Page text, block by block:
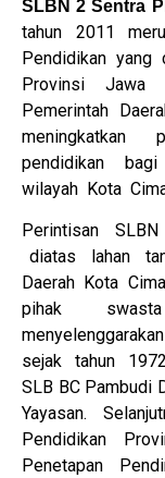
SLBN 2 Sentra
tahun 2011
Pendidikan yang
Provinsi Jawa
Pemerintah
meningkatkan
pendidikan bagi
wilayah Kota
Perintisan
diatas lahan
Daerah Kota
pihak
sejak tahun
SLB BC Pambudi
Yayasan.
Pendidikan
Penetapan